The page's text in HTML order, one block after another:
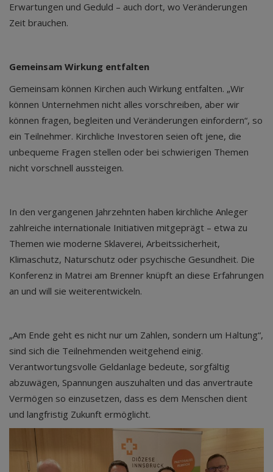
Erwartungen und Geduld – auch dort, wo Veränderungen
Zeit brauchen.
Gemeinsam Wirkung entfalten
Gemeinsam können Kirchen auch Wirkung entfalten. „Wir
können Unternehmen nicht alles vorschreiben, aber wir
können fragen, begleiten und Veränderungen einfordern“, so
ein Teilnehmer. Kirchliche Investoren seien oft jene, die
unbequeme Fragen stellen oder bei schwierigen Themen
nicht vorschnell aussteigen.
In den vergangenen Jahrzehnten haben kirchliche Anleger
zahlreiche internationale Initiativen mitgeprägt – etwa zu
Themen wie moderne Sklaverei, Arbeitssicherheit,
Klimaschutz, Naturschutz oder psychische Gesundheit. Die
Konferenz in Matrei am Brenner knüpft an diese Erfahrungen
an und will sie weiterentwickeln.
„Am Ende geht es nicht nur um Zahlen, sondern um Haltung“,
sind sich die Teilnehmenden weitgehend einig.
Verantwortungsvolle Geldanlage bedeute, sorgfältig
abzuwägen, Spannungen auszuhalten und das anvertraute
Vermögen so einzusetzen, dass es dem Menschen dient
und langfristig Zukunft ermöglicht.